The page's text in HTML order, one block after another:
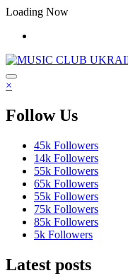
Перейти
контенту
Loading Now
×
Follow Us
45k Followers
14k Followers
55k Followers
65k Followers
55k Followers
75k Followers
85k Followers
5k Followers
Latest posts